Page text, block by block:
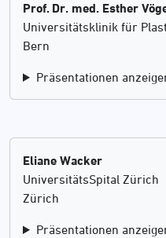
Prof. Dr. med. Esther
Universitätsklinik für
Bern
Präsentationen
Eliane Wacker
UniversitätsSpital Zürich
Zürich
Präsentationen